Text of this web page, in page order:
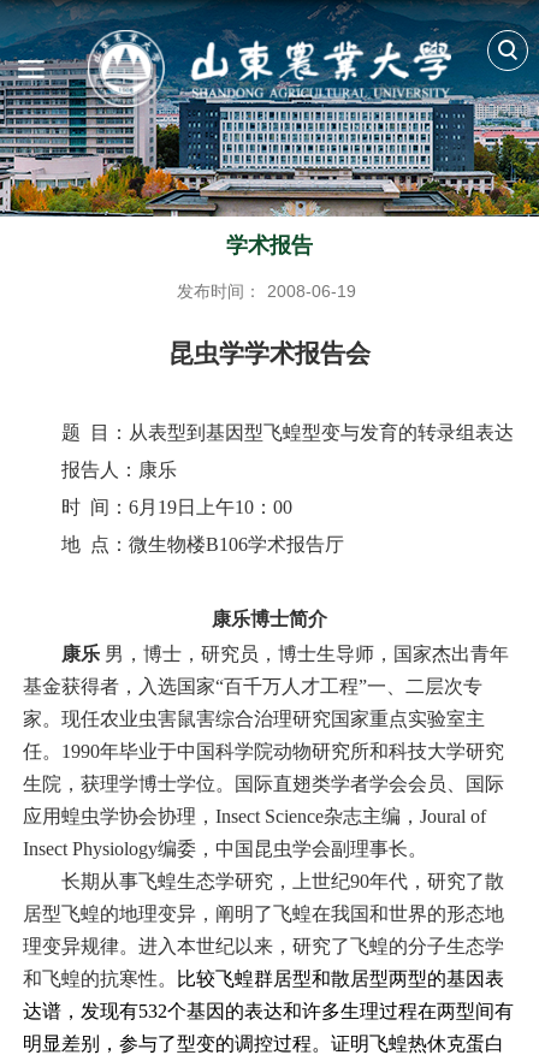
学术报告
发布时间： 2008-06-19
昆虫学学术报告会
题
目：从表型到基因型飞蝗型变与发育的转录组表达
报告人：康乐
时 间： 6月 19日上午10： 00
地 点：微生物楼B106学术报告厅
康乐博士简介
康乐 男，博士，研究员，博士生导师，国家杰出青年
基金获得者，入选国家“百千万人才工程”一、二层次专
家。现任农业虫害鼠害综合治理研究国家重点实验室主
任。 1990年毕业于中国科学院动物研究所和科技大学研究
生院，获理学博士学位。国际直翅类学者学会会员、国际
应用蝗虫学协会协理， Insect Science杂志主编， Joural of
Insect Physiology编委，中国昆虫学会副理事长。
长期从事飞蝗生态学研究，上世纪90年代，研究了散
居型飞蝗的地理变异，阐明了飞蝗在我国和世界的形态地
理变异规律。进入本世纪以来，研究了飞蝗的分子生态学
和飞蝗的抗寒性。
比较飞蝗群居型和散居型两型的基因表
达谱，发现有532个基因的表达和许多生理过程在两型间有
明显差别，参与了型变的调控过程。证明飞蝗热休克蛋白